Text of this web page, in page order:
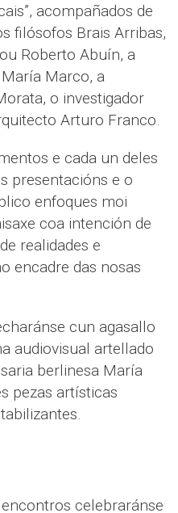
acompañados de
filósofos Brais Arribas,
Roberto Abuín, a
Marco, a
o investigador
Arturo Franco.
e cada un deles
presentacións e o
enfoques moi
coa intención de
realidades e
encadre das nosas
cun agasallo
audiovisual artellado
berlinesa María
pezas artísticas
celebraránse